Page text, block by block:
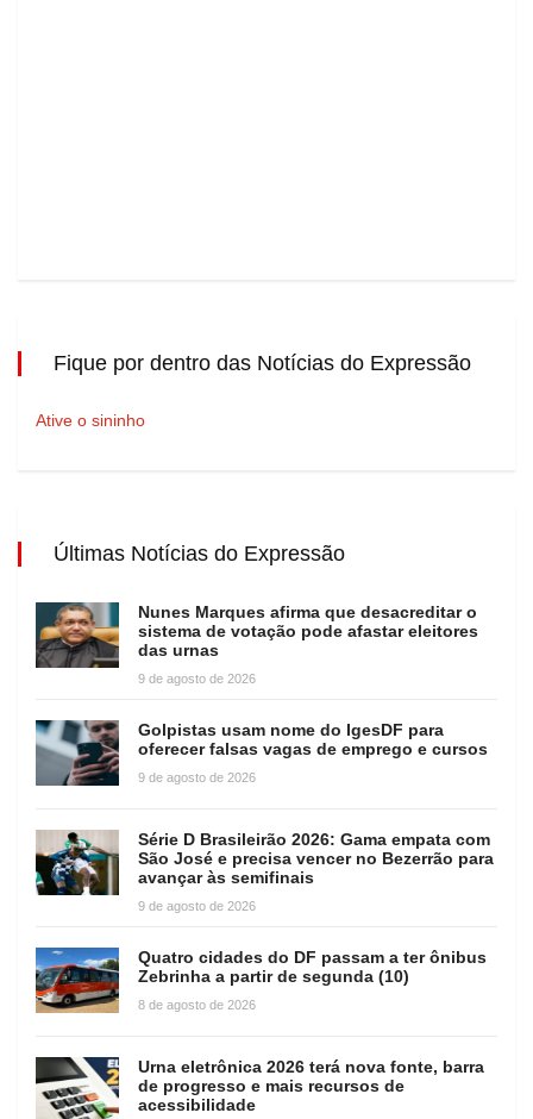
Fique por dentro das Notícias do Expressão
Ative o sininho
Últimas Notícias do Expressão
Nunes Marques afirma que desacreditar o
sistema de votação pode afastar eleitores
das urnas
9 de agosto de 2026
Golpistas usam nome do IgesDF para
oferecer falsas vagas de emprego e cursos
9 de agosto de 2026
Série D Brasileirão 2026: Gama empata com
São José e precisa vencer no Bezerrão para
avançar às semifinais
9 de agosto de 2026
Quatro cidades do DF passam a ter ônibus
Zebrinha a partir de segunda (10)
8 de agosto de 2026
Urna eletrônica 2026 terá nova fonte, barra
de progresso e mais recursos de
acessibilidade